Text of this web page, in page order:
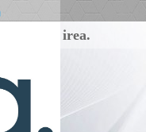
irea.